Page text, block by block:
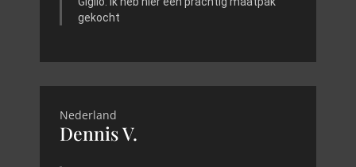
gekocht
Nederland
Dennis V.